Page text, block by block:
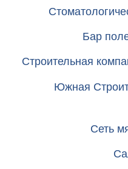
Бар
Строительная
Южная
Сеть